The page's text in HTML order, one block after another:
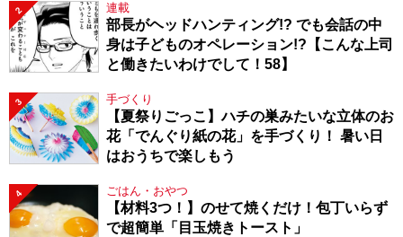
2 連載
部長がヘッドハンティング!? でも会話の中
身は子どものオペレーション!?【こんな上司
と働きたいわけでして！58】
3 手づくり
【夏祭りごっこ】ハチの巣みたいな立体のお
花「でんぐり紙の花」を手づくり！ 暑い日
はおうちで楽しもう
4 ごはん・おやつ
【材料3つ！】のせて焼くだけ！包丁いらず
で超簡単「目玉焼きトースト」